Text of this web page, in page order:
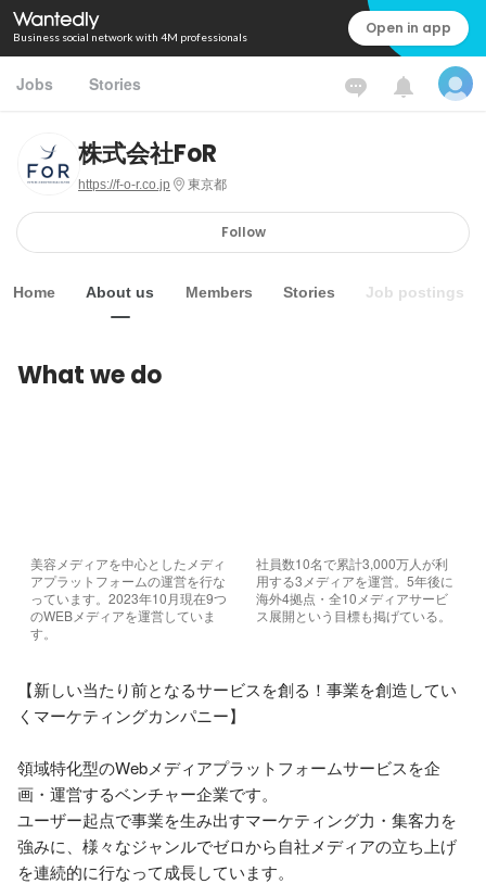
Business social network with 4M professionals Open in app
Jobs Stories
株式会社FoR
https://f-o-r.co.jp 東京都
Follow
Home About us Members Stories Job postings
What we do
美容メディアを中心としたメディ
アプラットフォームの運営を行な
っています。2023年10月現在9つ
のWEBメディアを運営していま
す。
社員数10名で累計3,000万人が利
用する3メディアを運営。5年後に
海外4拠点・全10メディアサービ
ス展開という目標も掲げている。
【新しい当たり前となるサービスを創る！事業を創造してい
くマーケティングカンパニー】
領域特化型のWebメディアプラットフォームサービスを企
画・運営するベンチャー企業です。
ユーザー起点で事業を生み出すマーケティング力・集客力を
強みに、様々なジャンルでゼロから自社メディアの立ち上げ
を連続的に行なって成長しています。